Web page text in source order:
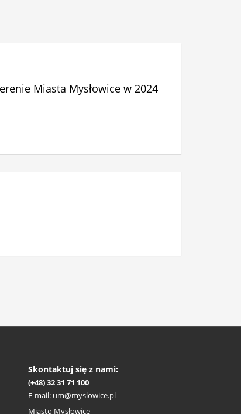
Miasta Mysłowice w 2024
Skontaktuj się z nami:
(+48) 32 31 71 100
E-mail: um@myslowice.pl
Miasto Mysłowice